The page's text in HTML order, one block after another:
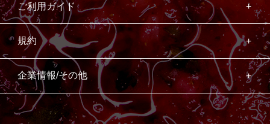
ご利用ガイド
規約
企業情報/その他